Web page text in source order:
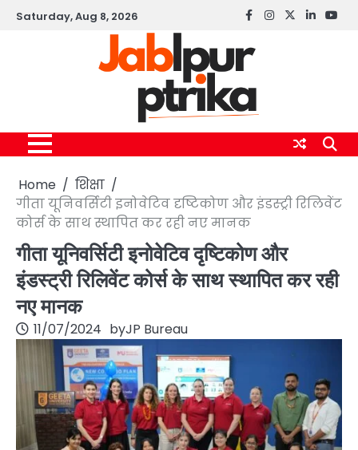
SkipSaturday, Aug 8, 2026 Facebook
instagram
twitterlinkedin
Home
शिक्षा
गीता यूनिवर्सिटी इनोवेटिव दृष्टिकोण और इंडस्ट्री रिलिवेंट
कोर्स के साथ स्थापित कर रही नए मानक
गीता यूनिवर्सिटी इनोवेटिव दृष्टिकोण और
इंडस्ट्री रिलिवेंट कोर्स के साथ स्थापित कर रही
नए मानक
11/07/2024 byJP Bureau